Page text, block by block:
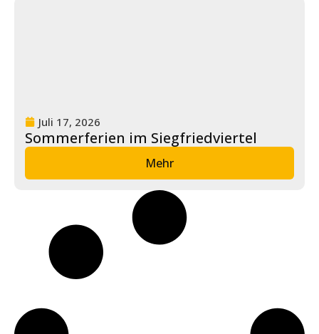
Juli 17, 2026
Sommerferien im Siegfriedviertel
Mehr